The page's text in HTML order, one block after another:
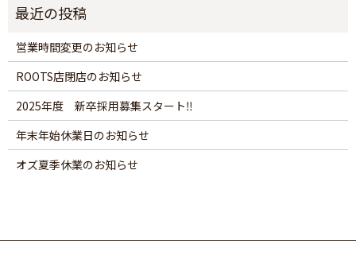
営業時間変更のお知らせ
ROOTS店閉店のお知らせ
2025年度 新卒採用募集スタート‼
年末年始休業日のお知らせ
オズ夏季休業のお知らせ